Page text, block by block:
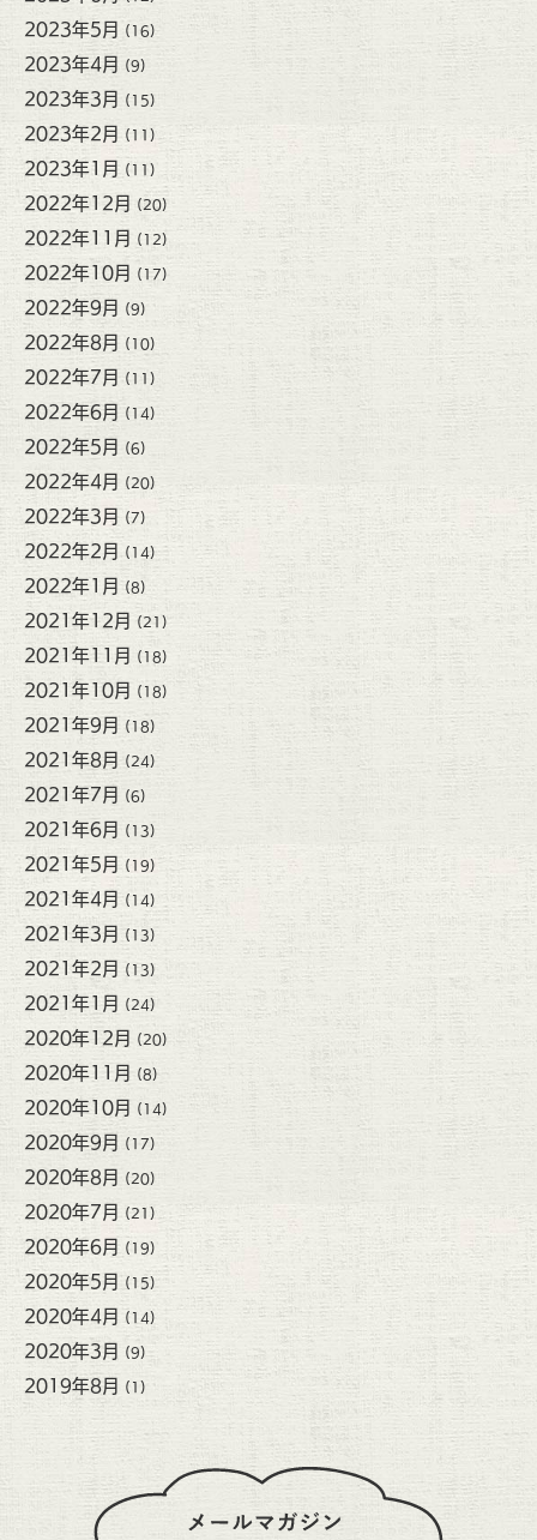
2023年5月 (16)
2023年4月 (9)
2023年3月 (15)
2023年2月 (11)
2023年1月 (11)
2022年12月 (20)
2022年11月 (12)
2022年10月 (17)
2022年9月 (9)
2022年8月 (10)
2022年7月 (11)
2022年6月 (14)
2022年5月 (6)
2022年4月 (20)
2022年3月 (7)
2022年2月 (14)
2022年1月 (8)
2021年12月 (21)
2021年11月 (18)
2021年10月 (18)
2021年9月 (18)
2021年8月 (24)
2021年7月 (6)
2021年6月 (13)
2021年5月 (19)
2021年4月 (14)
2021年3月 (13)
2021年2月 (13)
2021年1月 (24)
2020年12月 (20)
2020年11月 (8)
2020年10月 (14)
2020年9月 (17)
2020年8月 (20)
2020年7月 (21)
2020年6月 (19)
2020年5月 (15)
2020年4月 (14)
2020年3月 (9)
2019年8月 (1)